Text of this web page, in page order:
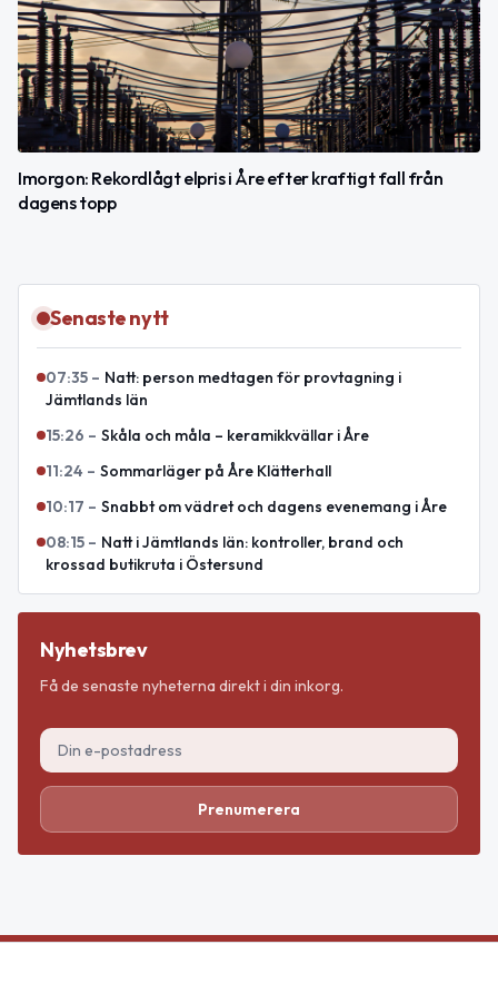
Imorgon: Rekordlågt elpris i Åre efter kraftigt fall från
dagens topp
Senaste nytt
07:35 – Natt: person medtagen för provtagning i
Jämtlands län
15:26 – Skåla och måla – keramikkvällar i Åre
11:24 – Sommarläger på Åre Klätterhall
10:17 – Snabbt om vädret och dagens evenemang i Åre
08:15 – Natt i Jämtlands län: kontroller, brand och
krossad butikruta i Östersund
Nyhetsbrev
Få de senaste nyheterna direkt i din inkorg.
Prenumerera